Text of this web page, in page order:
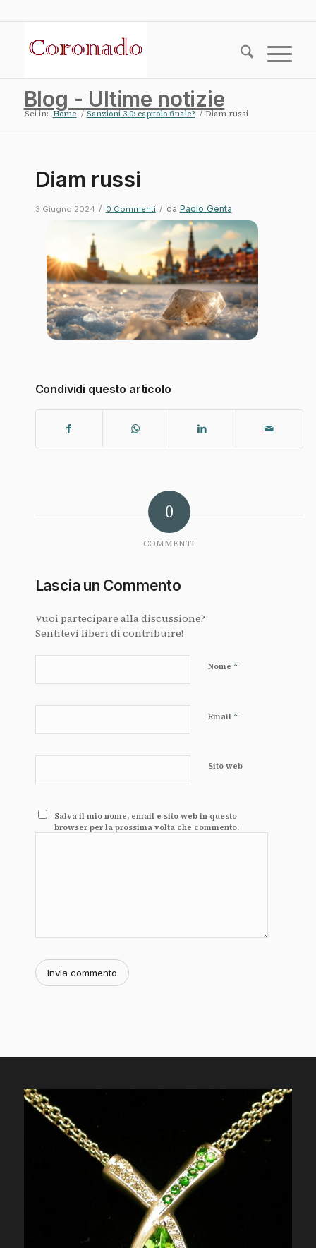
Blog - Ultime notizie
Sei in: Home / Sanzioni 3.0: capitolo finale? / Diam russi
Diam russi
3 Giugno 2024 / 0 Commenti / da Paolo Genta
Condividi questo articolo
0
COMMENTI
Lascia un Commento
Vuoi partecipare alla discussione?
Sentitevi liberi di contribuire!
Nome *
Email *
Sito web
Salva il mio nome, email e sito web in questo
browser per la prossima volta che commento.